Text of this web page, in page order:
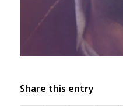
Share this entry